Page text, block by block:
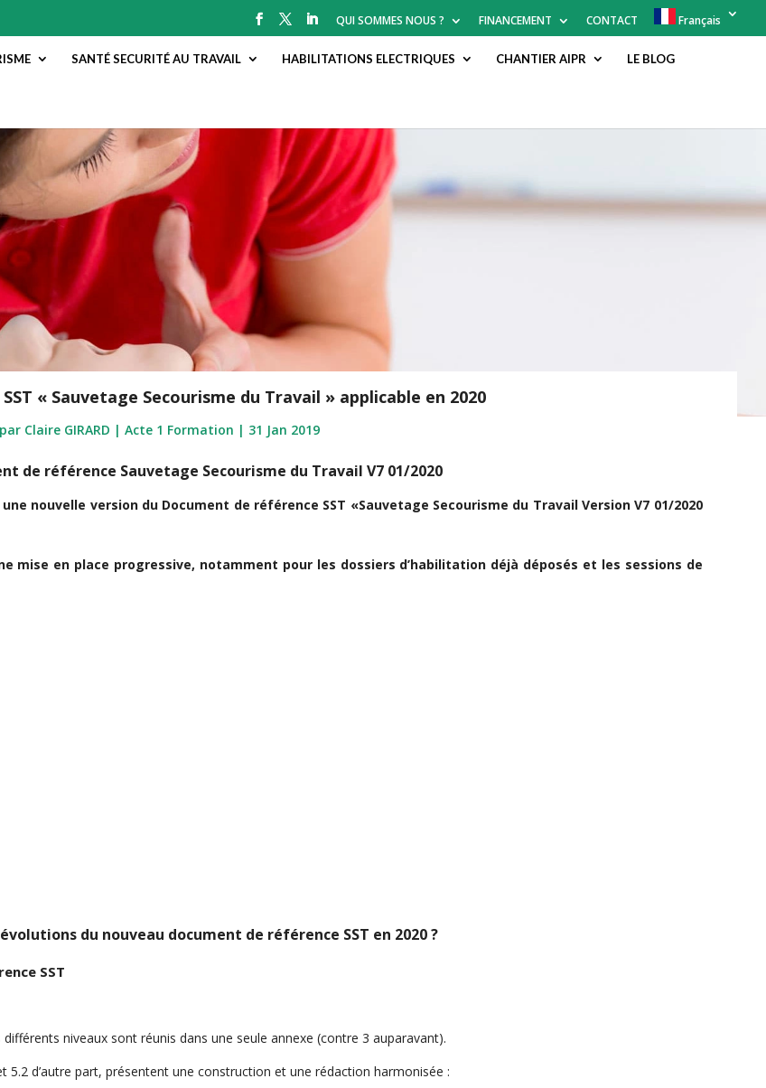
QUI SOMMES NOUS ? FINANCEMENT CONTACT Français
SANTÉ SECURITÉ AU TRAVAIL HABILITATIONS ELECTRIQUES CHANTIER AIPR LE BLOG
« Sauvetage Secourisme du Travail » applicable en 2020
par Claire GIRARD | Acte 1 Formation | 31 Jan 2019
de référence Sauvetage Secourisme du Travail V7 01/2020
une nouvelle version du Document de référence SST «Sauvetage Secourisme du Travail Version V7 01/2020
mise en place progressive, notamment pour les dossiers d’habilitation déjà déposés et les sessions de
du nouveau document de référence SST en 2020 ?
SST
niveaux sont réunis dans une seule annexe (contre 3 auparavant).
5.2 d’autre part, présentent une construction et une rédaction harmonisée :